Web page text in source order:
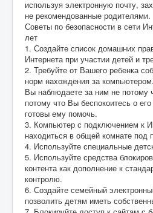
используя электронную почту,
не рекомендованные родителями.
Советы по безопасности в сети
лет
1. Создайте список домашних
Интернета при участии детей и
2. Требуйте от Вашего ребенка
норм нахождения за
Вы наблюдаете за ним не потому
потому что Вы беспокоитесь о
готовы ему помочь.
3. Компьютер с подключением к
находиться в общей комнате под
4. Используйте специальные
5. Используйте средства
контента как дополнение к
контролю.
6. Создайте семейный
позволить детям иметь